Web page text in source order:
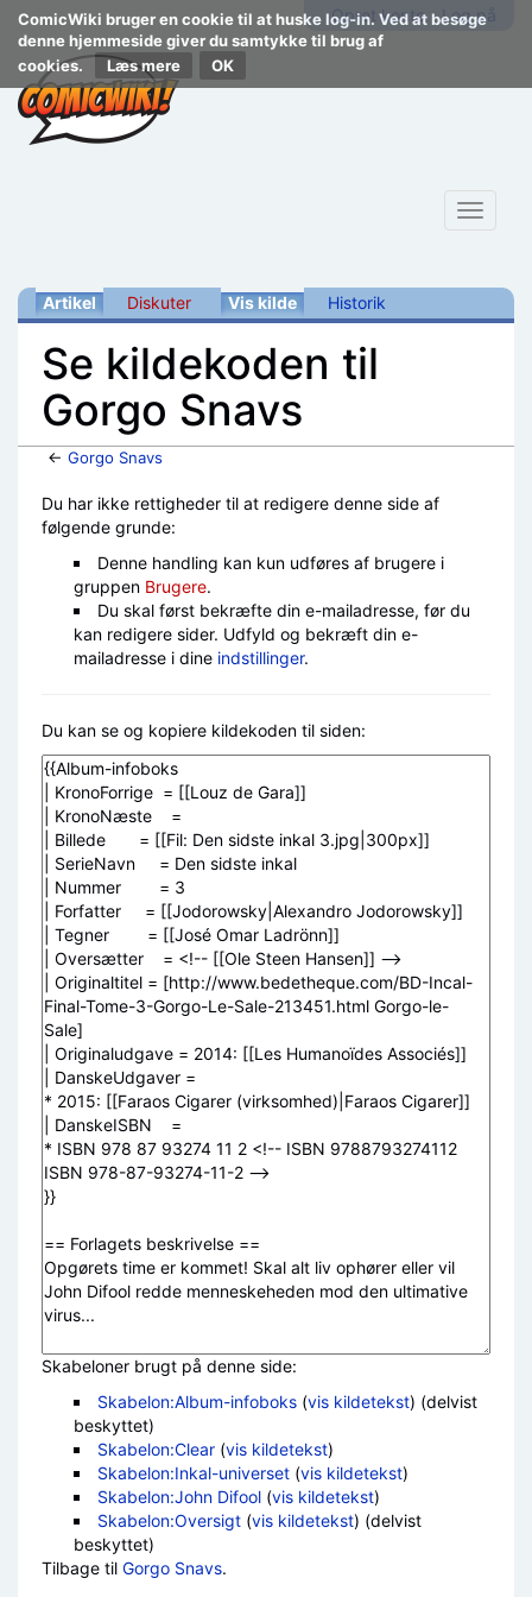
ComicWiki bruger en cookie til at huske log-in. Ved at besøge
denne hjemmeside giver du samtykke til brug af
cookies.
Læs mere
Opret konto Log på
Toggle
Artikel Diskuter Vis kilde Historik
Se kildekoden til
Gorgo Snavs
← Gorgo Snavs
Du har ikke rettigheder til at redigere denne side af
følgende grunde:
Denne handling kan kun udføres af brugere i
gruppen Brugere.
Du skal først bekræfte din e-mailadresse, før du
kan redigere sider. Udfyld og bekræft din e-
mailadresse i dine indstillinger.
Du kan se og kopiere kildekoden til siden:
Skabeloner brugt på denne side:
Skabelon:Album-infoboks(vis kildetekst) (delvist
beskyttet)
Skabelon:Clear(vis kildetekst)
Skabelon:Inkal-universet(vis kildetekst)
Skabelon:John Difool(vis kildetekst)
Skabelon:Oversigt(vis kildetekst) (delvist
beskyttet)
Tilbage til Gorgo Snavs.